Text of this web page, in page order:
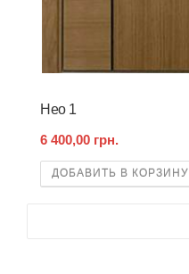
Нео 1
6 400,00 грн.
ДОБАВИТЬ В КОРЗИНУ